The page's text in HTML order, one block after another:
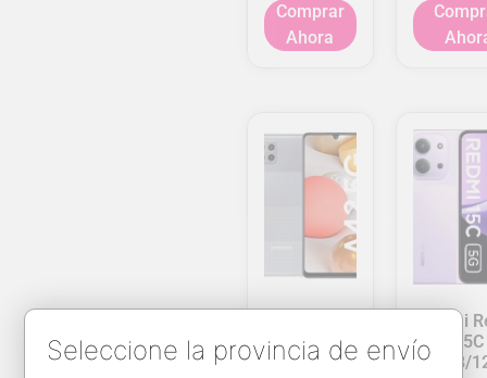
Comprar
Ahora
5G
6GB/128GB
Xiaomi
15C
4+4GB/
Seleccione la provincia de envío